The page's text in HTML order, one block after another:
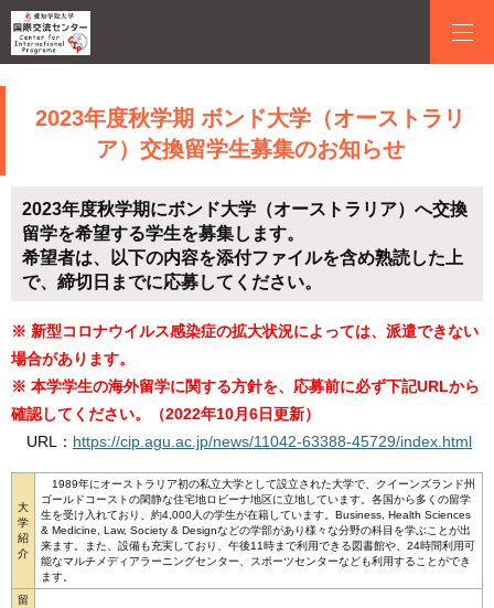
2023年度秋学期 ボンド大学（オーストラリ
ア）交換留学生募集のお知らせ
2023年度秋学期にボンド大学（オーストラリア）へ交換
留学を希望する学生を募集します。
希望者は、以下の内容を添付ファイルを含め熟読した上
で、締切日までに応募してください。
※ 新型コロナウイルス感染症の拡大状況によっては、派遣できない
場合があります。
※ 本学学生の海外留学に関する方針を、応募前に必ず下記URLから
確認してください。（2022年10月6日更新）
URL： https://cip.agu.ac.jp/news/11042-63388-45729/index.html
大
学
紹
介
1989年にオーストラリア初の私立大学として設立された大学で、クイーンズランド州
ゴールドコーストの閑静な住宅地ロビーナ地区に立地しています。各国から多くの留学
生を受け入れており、約4,000人の学生が在籍しています。Business, Health Sciences
& Medicine, Law, Society & Designなどの学部があり様々な分野の科目を学ぶことが出
来ます。また、設備も充実しており、午後11時まで利用できる図書館や、24時間利用可
能なマルチメディアラーニングセンター、スポーツセンターなども利用することができ
ます。
留